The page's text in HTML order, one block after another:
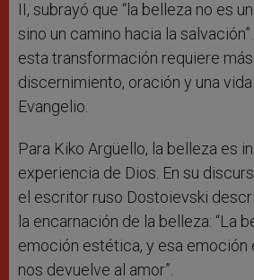
II, subrayó que “la belleza no es
sino un camino hacia la
esta transformación requiere
discernimiento, oración y una vida
Evangelio.
Para Kiko Argüello, la belleza es
experiencia de Dios. En su
el escritor ruso Dostoievski
la encarnación de la belleza: “La
emoción estética, y esa emoción
nos devuelve al amor”.